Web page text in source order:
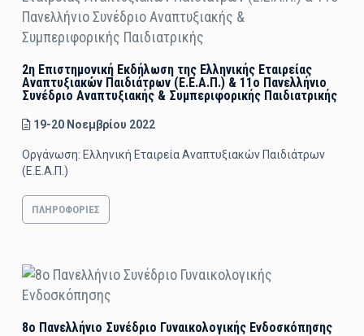
2η Επιστημονική Εκδήλωση της Ελληνικής Εταιρείας
Αναπτυξιακών Παιδιάτρων (Ε.Ε.Α.Π.) & 11ο Πανελλήνιο
Συνέδριο Αναπτυξιακής & Συμπεριφορικής Παιδιατρικής
19-20 Νοεμβρίου 2022
Οργάνωση: Ελληνική Εταιρεία Αναπτυξιακών Παιδιάτρων
(Ε.Ε.Α.Π.)
ΠΛΗΡΟΦΟΡΊΕΣ
8ο Πανελλήνιο Συνέδριο Γυναικολογικής Ενδοσκόπησης